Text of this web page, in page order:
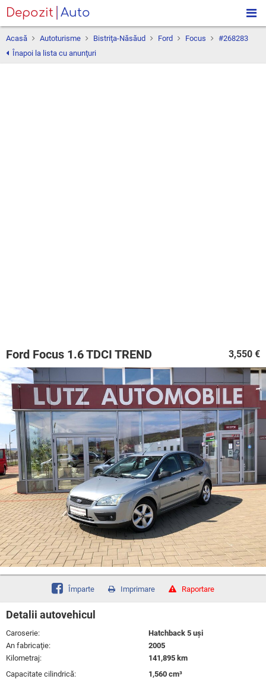
Depozit Auto
Acasă Autoturisme Bistriţa-Năsăud Ford Focus
#268283
Înapoi la lista cu anunţuri
3,550 €
Ford Focus 1.6 TDCI TREND
Împarte Imprimare Raportare
Detalii autovehicul
Caroserie:
Hatchback 5 uşi
An fabricaţie:
2005
Kilometraj:
141,895 km
Capacitate cilindrică:
1,560 cm³